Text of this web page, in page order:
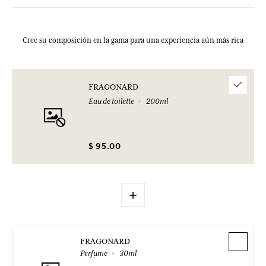
Cree su composición en la gama para una experiencia aún más rica
FRAGONARD
Eau de toilette
200ml
$ 95.00
+
FRAGONARD
Perfume
30ml